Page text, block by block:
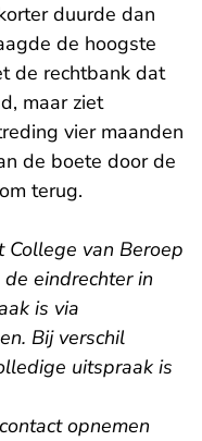
duurde dan
de hoogste
de rechtbank dat
maar ziet
vier maanden
de boete door de
terug.
College van Beroep
eindrechter in
is via
Bij verschil
uitspraak is
opnemen